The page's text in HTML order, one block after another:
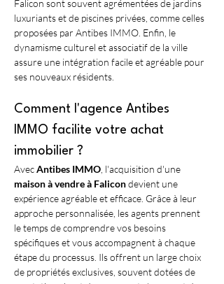
Falicon sont souvent agrémentées de jardins
luxuriants et de piscines privées, comme celles
proposées par Antibes IMMO. Enfin, le
dynamisme culturel et associatif de la ville
assure une intégration facile et agréable pour
ses nouveaux résidents.
Comment l'agence Antibes
IMMO facilite votre achat
immobilier ?
Avec Antibes IMMO , l'acquisition d'une
maison à vendre à Falicon devient une
expérience agréable et efficace. Grâce à leur
approche personnalisée, les agents prennent
le temps de comprendre vos besoins
spécifiques et vous accompagnent à chaque
étape du processus. Ils offrent un large choix
de propriétés exclusives, souvent dotées de